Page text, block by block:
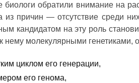
биологи обратили внимание на
из причин — отсутствие среди
кандидатом на эту роль
нему молекулярными генетиками,
циклом его генерации,
его генома,